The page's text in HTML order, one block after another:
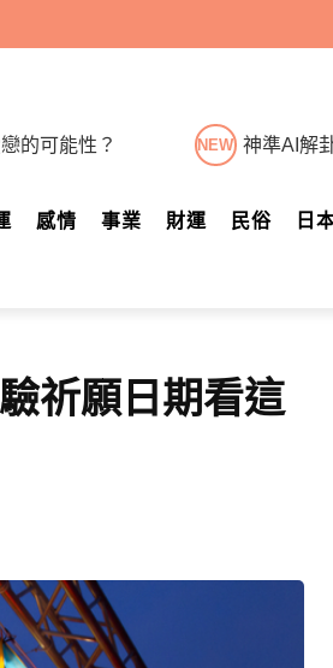
的可能性？ NEW 神準AI解
感情 事業 財運 民俗 日
祈願日期看這